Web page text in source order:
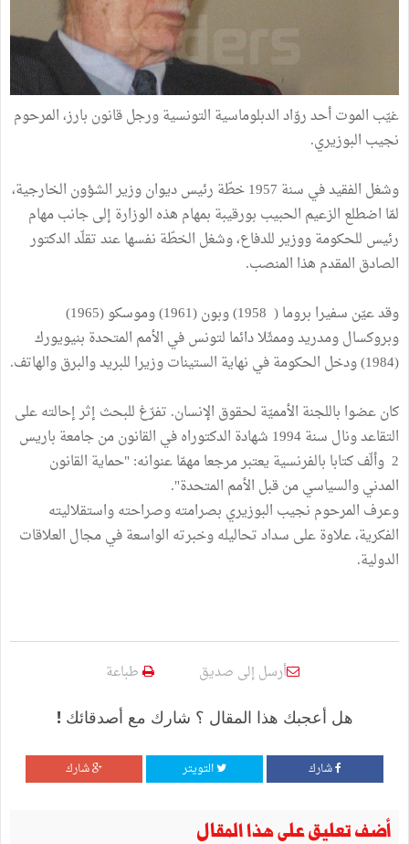
غيّب الموت أحد روّاد الدبلوماسية التونسية ورجل قانون بارز، المرحوم
نجيب البوزيري.
وشغل الفقيد في سنة 1957 خطّة رئيس ديوان وزير الشؤون الخارجية،
لمّا اضطلع الزعيم الحبيب بورقيبة بمهام هذه الوزارة إلى جانب مهام
رئيس للحكومة ووزير للدفاع، وشغل الخطّة نفسها عند تقلّد الدكتور
الصادق المقدم هذا المنصب.
وقد عيّن سفيرا بروما ( 1958) وبون (1961) وموسكو (1965)
وبروكسال ومدريد وممثّلا دائما لتونس في الأمم المتحدة بنيويورك
(1984) ودخل الحكومة في نهاية الستينات وزيرا للبريد والبرق والهاتف.
كان عضوا باللجنة الأمميّة لحقوق الإنسان. تفرّغ للبحث إثر إحالته على
التقاعد ونال سنة 1994 شهادة الدكتوراه في القانون من جامعة باريس
2 وألّف كتابا بالفرنسية يعتبر مرجعا مهمّا عنوانه: "حماية القانون
المدني والسياسي من قبل الأمم المتحدة".
وعرف المرحوم نجيب البوزيري بصرامته وصراحته واستقلاليته
الفكرية، علاوة على سداد تحاليله وخبرته الواسعة في مجال العلاقات
الدولية.
أرسل إلى صديق طباعة
هل أعجبك هذا المقال ؟ شارك مع أصدقائك !
شارك التويتر شارك
أضف تعليق على هذا المقال